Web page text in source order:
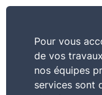
Pour vous
de vos
nos équipes
services sont